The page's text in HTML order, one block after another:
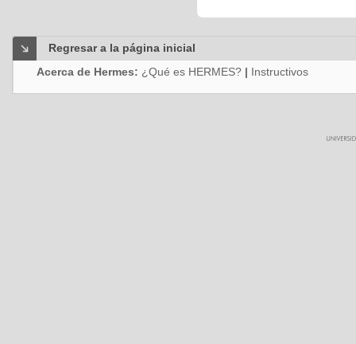
Regresar a la página inicial
Acerca de Hermes: ¿Qué es HERMES? | Instructivos